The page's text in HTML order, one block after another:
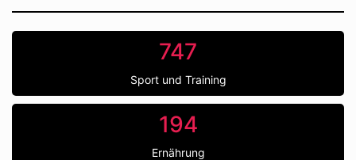
747
Sport und Training
194
Ernährung